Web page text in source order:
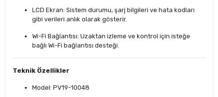
LCD Ekran: Sistem durumu, şarj bilgileri ve hata kodları
gibi verileri anlık olarak gösterir.
Wi-Fi Bağlantısı: Uzaktan izleme ve kontrol için isteğe
bağlı Wi-Fi bağlantısı desteği.
Teknik Özellikler
Model: PV19-10048